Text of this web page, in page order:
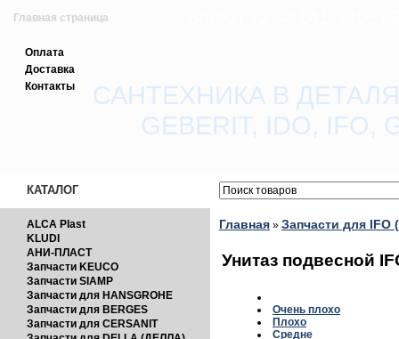
Главная страница
Зарегистрироваться
Вход с паролем
Оплата
Доставка
Контакты
САНТЕХНИКА В
GEBERIT, IDO, IFO,
КАТАЛОГ
ALCA Plast
KLUDI
АНИ-ПЛАСТ
Запчасти KEUCO
Запчасти SIAMP
Запчасти для HANSGROHE
Запчасти для BERGES
Запчасти для CERSANIT
Главная » Запчасти для
Унитаз подвесной
Очень плохо
Плохо
Средне